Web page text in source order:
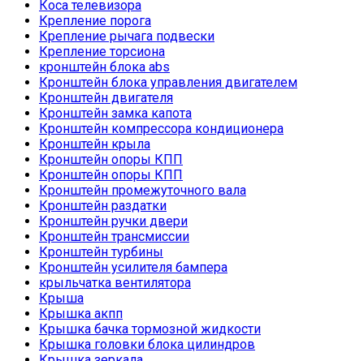
Коса телевизора
Крепление порога
Крепление рычага подвески
Крепление торсиона
кронштейн блока abs
Кронштейн блока управления двигателем
Кронштейн двигателя
Кронштейн замка капота
Кронштейн компрессора кондиционера
Кронштейн крыла
Кронштейн опоры КПП
Кронштейн опоры КПП
Кронштейн промежуточного вала
Кронштейн раздатки
Кронштейн ручки двери
Кронштейн трансмиссии
Кронштейн турбины
Кронштейн усилителя бампера
крыльчатка вентилятора
Крыша
Крышка акпп
Крышка бачка тормозной жидкости
Крышка головки блока цилиндров